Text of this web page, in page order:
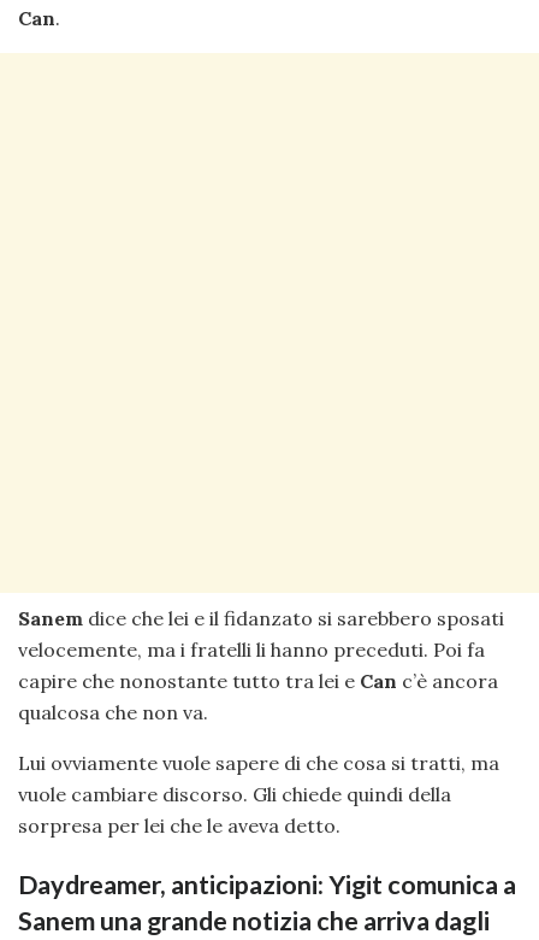
Can.
Sanem dice che lei e il fidanzato si sarebbero sposati
velocemente, ma i fratelli li hanno preceduti. Poi fa
capire che nonostante tutto tra lei e Can c’è ancora
qualcosa che non va.
Lui ovviamente vuole sapere di che cosa si tratti, ma
vuole cambiare discorso. Gli chiede quindi della
sorpresa per lei che le aveva detto.
Daydreamer, anticipazioni: Yigit comunica a
Sanem una grande notizia che arriva dagli